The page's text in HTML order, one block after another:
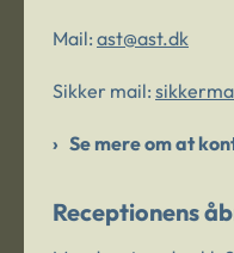
Mail: ast@ast.dk
Sikker mail:
Se mere om at
Receptionens